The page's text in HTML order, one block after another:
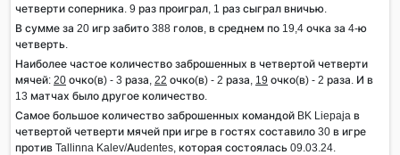
четверти соперника. 9 раз проиграл, 1 раз сыграл вничью.
В сумме за 20 игр забито 388 голов, в среднем по 19,4 очка за 4-ю
четверть.
Наиболее частое количество заброшенных в четвертой четверти
мячей: 20 очко(в) - 3 раза, 22 очко(в) - 2 раза, 19 очко(в) - 2 раза. И в
13 матчах было другое количество.
Самое большое количество заброшенных командой BK Liepaja в
четвертой четверти мячей при игре в гостях составило 30 в игре
против Tallinna Kalev/Audentes, которая состоялась 09.03.24.